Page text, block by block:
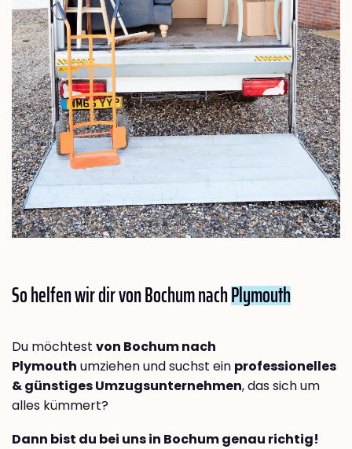
So helfen wir dir von Bochum nachPlymouth
Du möchtest von Bochum nach
Plymouth umziehen und suchst ein professionelles
& günstiges Umzugsunternehmen, das sich um
alles kümmert?
Dann bist du bei uns in Bochum genau richtig!